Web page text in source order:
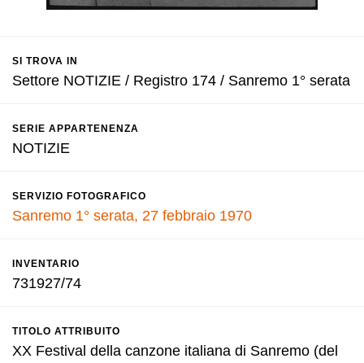
SI TROVA IN
Settore NOTIZIE / Registro 174 / Sanremo 1° serata
SERIE APPARTENENZA
NOTIZIE
SERVIZIO FOTOGRAFICO
Sanremo 1° serata, 27 febbraio 1970
INVENTARIO
731927/74
TITOLO ATTRIBUITO
XX Festival della canzone italiana di Sanremo (del